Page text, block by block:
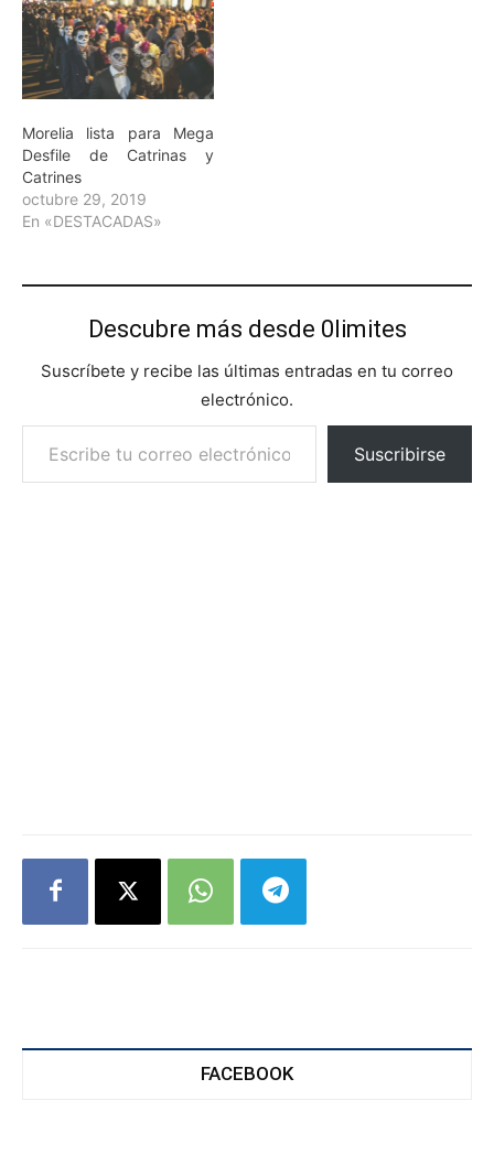
Morelia lista para Mega
Desfile de Catrinas y
Catrines
octubre 29, 2019
En «DESTACADAS»
Descubre más desde 0limites
Suscríbete y recibe las últimas entradas en tu correo
electrónico.
Escribe tu correo electrónico…
Suscribirse
FACEBOOK